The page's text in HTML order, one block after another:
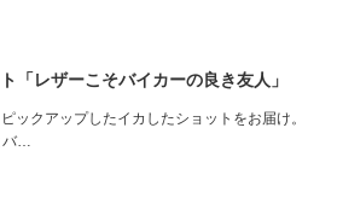
「レザーこそバイカーの良き友人」
ックアップしたイカしたショットをお届け。
バ…